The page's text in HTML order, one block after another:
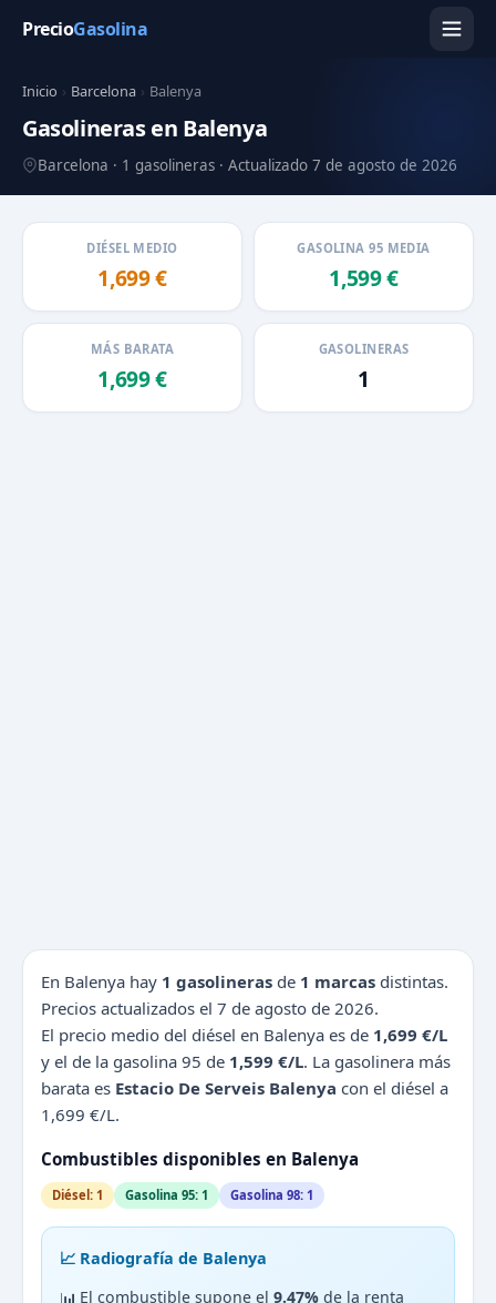
PrecioGasolina
Inicio › Barcelona › Balenya
Gasolineras en Balenya
Barcelona · 1 gasolineras · Actualizado 7 de agosto de 2026
DIÉSEL MEDIO
1,699 €
GASOLINA 95 MEDIA
1,599 €
MÁS BARATA
1,699 €
GASOLINERAS
1
En Balenya hay 1 gasolineras de 1 marcas distintas.
Precios actualizados el 7 de agosto de 2026.
El precio medio del diésel en Balenya es de 1,699 €/L
y el de la gasolina 95 de 1,599 €/L. La gasolinera más
barata es Estacio De Serveis Balenya con el diésel a
1,699 €/L.
Combustibles disponibles en Balenya
Diésel: 1 Gasolina 95: 1 Gasolina 98: 1
📈 Radiografía de Balenya
El combustible supone el 9.47% de la renta